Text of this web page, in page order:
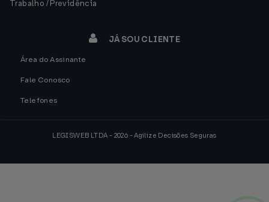
Trabalho / Previdência
JÁ SOU CLIENTE
Área do Assinante
Fale Conosco
Telefones
LEGISWEB LTDA - 2026 - Agilize Decisões Seguras